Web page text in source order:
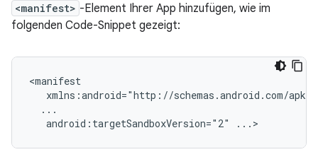
<manifest> -Element Ihrer App hinzufügen, wie im
folgenden Code-Snippet gezeigt:
android:targetSandboxVersion="2"